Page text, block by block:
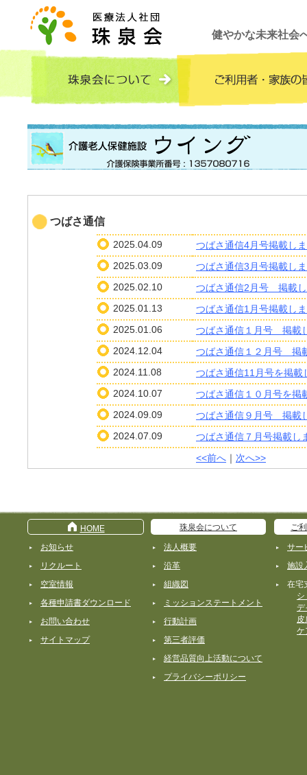
健やかな未来社会
つばさ通信
2025.04.09
つばさ通信4月号掲載し
2025.03.09
つばさ通信3月号掲載し
2025.02.10
つばさ通信2月号 掲載
2025.01.13
つばさ通信1月号掲載し
2025.01.06
つばさ通信１月号 掲載
2024.12.04
つばさ通信１２月号 掲
2024.11.08
つばさ通信11月号を掲載
2024.10.07
つばさ通信１０月号を掲
2024.09.09
つばさ通信９月号 掲載
2024.07.09
つばさ通信７月号掲載し
<<前へ ｜ 次へ>>
HOME
お知らせ
リクルート
空室情報
各種申請書ダウンロード
お問い合わせ
サイトマップ
珠泉会について
法人概要
沿革
組織図
ミッションステートメント
行動計画
第三者評価
経営品質向上活動について
プライバシーポリシー
ご
サー
施設
在宅
シ
デ
皮
ケ